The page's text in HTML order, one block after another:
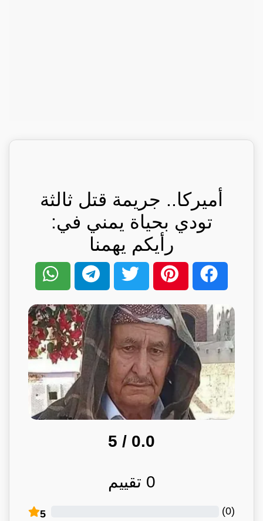
أميركا.. جريمة قتل ثالثة
تودي بحياة يمني في:
رأيكم يهمنا
0.0
/ 5
0 تقييم
5 (
0
)